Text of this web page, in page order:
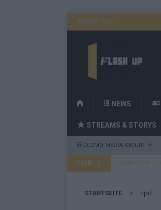
AUGUST 2026
H
M
E
NEWS
STREAMS & STORYS
COZMO MEDIA GROUP
FEED [ Mai 2026 ]
[ Mai 2026 ]
STARTSEITE npd